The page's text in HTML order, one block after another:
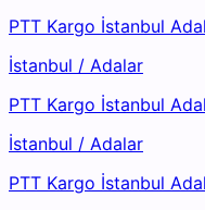
PTT Kargo İstanbul
İstanbul / Adalar
PTT Kargo İstanbul
İstanbul / Adalar
PTT Kargo İstanbul